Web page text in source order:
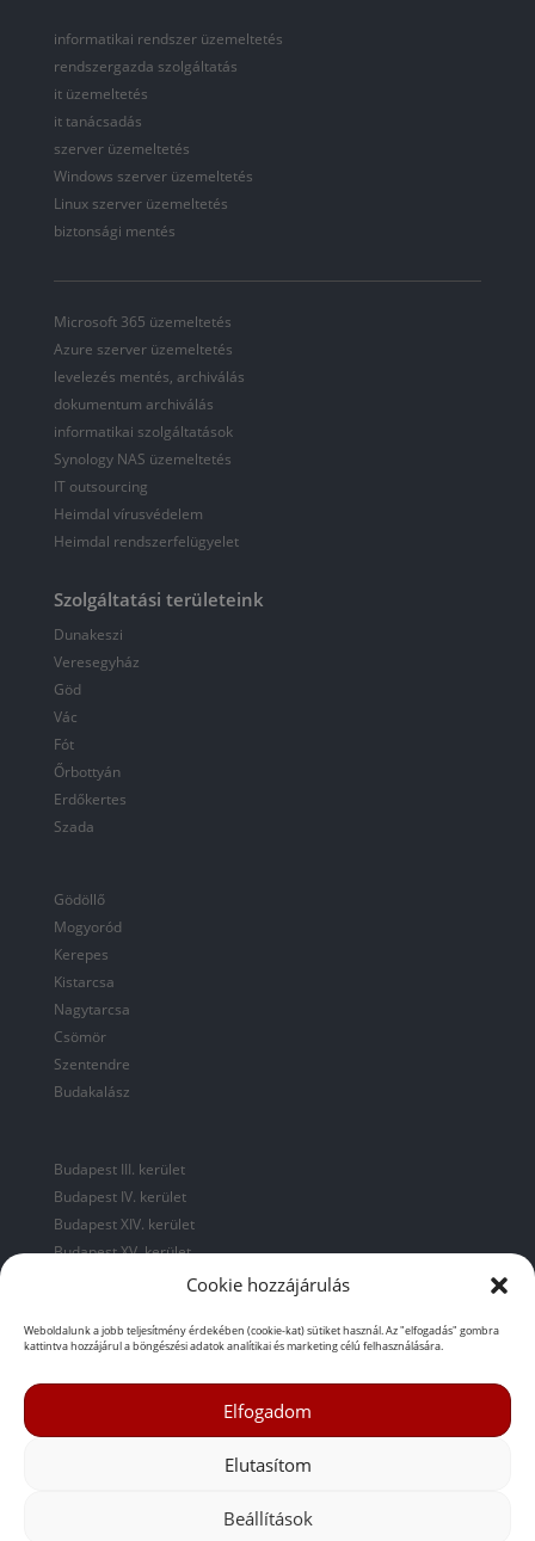
Cookie hozzájárulás
Weboldalunk a jobb teljesítmény érdekében (cookie-kat) sütiket használ. Az "elfogadás" gombra
kattintva hozzájárul a böngészési adatok analítikai és marketing célú felhasználására.
Elfogadom
Elutasítom
Beállítások
informatikai rendszer üzemeltetés
rendszergazda szolgáltatás
it üzemeltetés
it tanácsadás
szerver üzemeltetés
Windows szerver üzemeltetés
Linux szerver üzemeltetés
biztonsági mentés
Microsoft 365 üzemeltetés
Azure szerver üzemeltetés
levelezés mentés, archiválás
dokumentum archiválás
informatikai szolgáltatások
Synology NAS üzemeltetés
IT outsourcing
Heimdal vírusvédelem
Heimdal rendszerfelügyelet
Szolgáltatási területeink
Dunakeszi
Veresegyház
Göd
Vác
Fót
Őrbottyán
Erdőkertes
Szada
Gödöllő
Mogyoród
Kerepes
Kistarcsa
Nagytarcsa
Csömör
Szentendre
Budakalász
Budapest III. kerület
Budapest IV. kerület
Budapest XIV. kerület
Budapest XV. kerület
Budapest XVI. kerület
Üröm